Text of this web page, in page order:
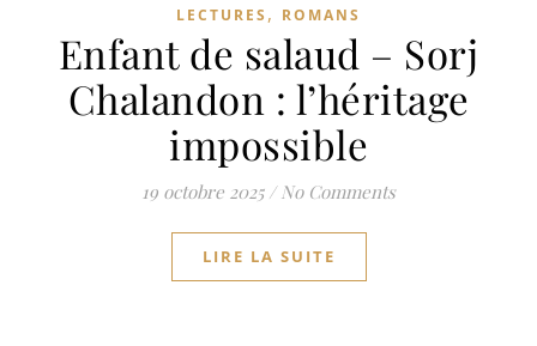
LECTURES , ROMANS
Enfant de salaud – Sorj
Chalandon : l’héritage
impossible
19 octobre 2025 / No Comments
LIRE LA SUITE